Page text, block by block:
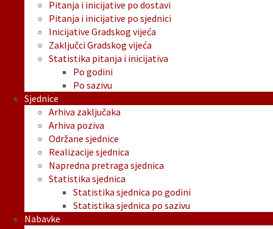
Pitanja i inicijative po dostavi
Pitanja i inicijative po sjednici
Inicijative Gradskog vijeća
Zaključci Gradskog vijeća
Statistika pitanja i inicijativa
Po godini
Po sazivu
Sjednice
Arhiva zaključaka
Arhiva poziva
Održane sjednice
Realizacije sjednica
Napredna pretraga sjednica
Statistika sjednica
Statistika sjednica po godini
Statistika sjednica po sazivu
Nabavke